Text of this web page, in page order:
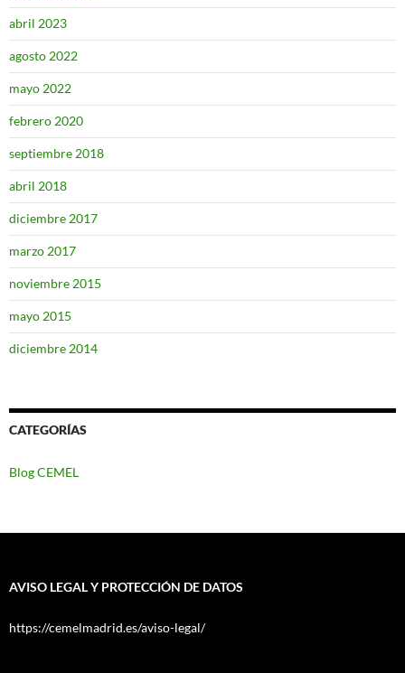
abril 2023
agosto 2022
mayo 2022
febrero 2020
septiembre 2018
abril 2018
diciembre 2017
marzo 2017
noviembre 2015
mayo 2015
diciembre 2014
CATEGORÍAS
Blog CEMEL
AVISO LEGAL Y PROTECCIÓN DE DATOS
https://cemelmadrid.es/aviso-legal/